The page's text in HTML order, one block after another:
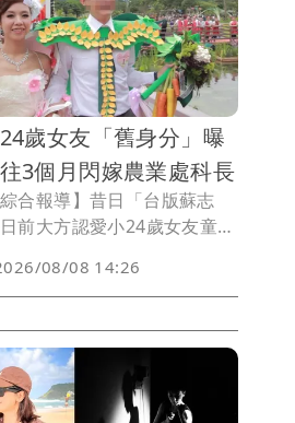
歲女友「舊身分」曝
3個月閃嫁農業處科長
綜合報導】昔日「台版蘇志
前大方認愛小24歲女友童芯
），兩人跨越年齡差距的戀
受到外界關注。不過，女方
也遭起底，12年前她仍使用
個名字，曾參加宜蘭縣政府
禮，並與當時縣府農業處科
月便閃婚，過往婚姻再度成
08/08 14:26